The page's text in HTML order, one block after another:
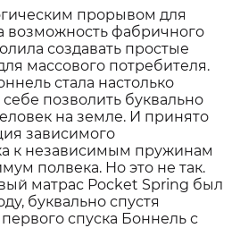
прорывом для
возможность фабричного
создавать простые
массового потребителя.
стала настолько
позволить буквально
на земле. И принято
зависимого
к независимым пружинам
полвека. Но это не так.
матрас Pocket Spring был
буквально спустя
спуска Боннель с